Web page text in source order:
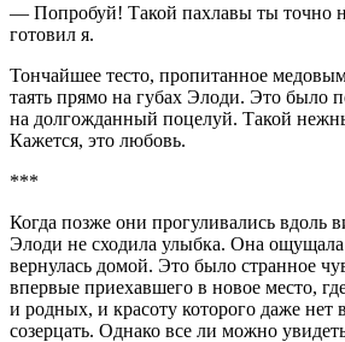
— Попробуй! Такой пахлавы ты точно
готовил я.
Тончайшее тесто, пропитанное
таять прямо на губах Элоди. Это было
на долгожданный поцелуй. Такой
Кажется, это любовь.
***
Когда позже они прогуливались вдоль
Элоди не сходила улыбка. Она ощущала
вернулась домой. Это было странное
впервые приехавшего в новое место,
и родных, и красоту которого даже нет
созерцать. Однако все ли можно